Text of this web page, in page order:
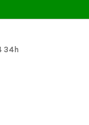
34h